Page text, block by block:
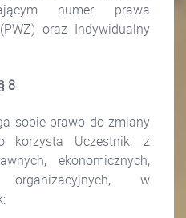
numer prawa
oraz Indywidualny
8
sobie prawo do zmiany
korzysta Uczestnik, z
ekonomicznych,
w